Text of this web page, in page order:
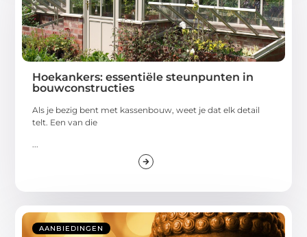
Hoekankers: essentiële steunpunten in
bouwconstructies
Als je bezig bent met kassenbouw, weet je dat elk detail
telt. Een van die
...
AANBIEDINGEN